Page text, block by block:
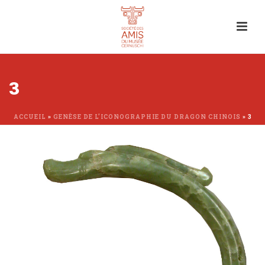
3
ACCUEIL » GENÈSE DE L’ICONOGRAPHIE DU DRAGON CHINOIS » 3